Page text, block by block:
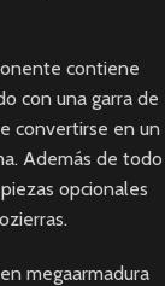
contiene
con una garra de
convertirse en un
Además de todo
opcionales
megaarmadura